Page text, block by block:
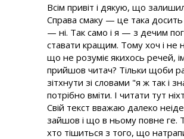
Всім привіт і дякую, що
Справа смаку — це така
— ні. Так само і я — з дечим
ставати кращим. Тому хоч і
що не розуміє якихось речей,
прийшов читач? Тільки щоби
зітхнути зі словами "я ж так і
потрібно вміти. І читати тут
Свій текст вважаю далеко
зайшов і що в ньому повне ге.
хто тішиться з того, що